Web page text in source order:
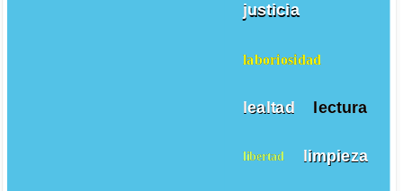
justicia
laboriosidad
lealtad lectura
libertad limpieza